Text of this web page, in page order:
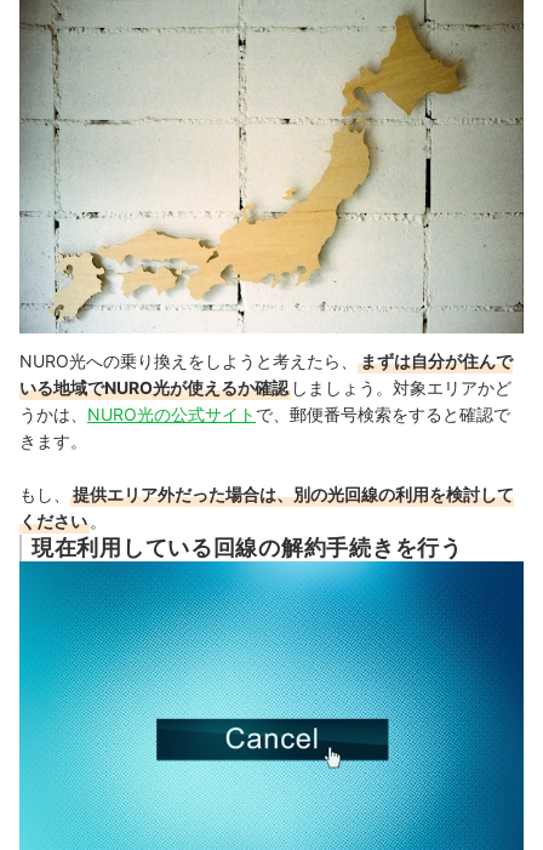
NURO光への乗り換えをしようと考えたら、
まずは自分が住んで
いる地域でNURO光が使えるか確認 しましょう。 対象エリアかど
うかは、 NURO光の公式サイト で、郵便番号検索をすると確認で
きます。
もし、
提供エリア外だった場合は、別の光回線の利用を検討して
ください 。
現在利用している回線の解約手続きを行う